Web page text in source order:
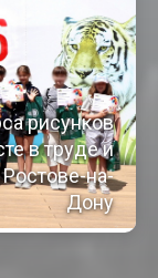
рисунков
в труде и
на-
Дону